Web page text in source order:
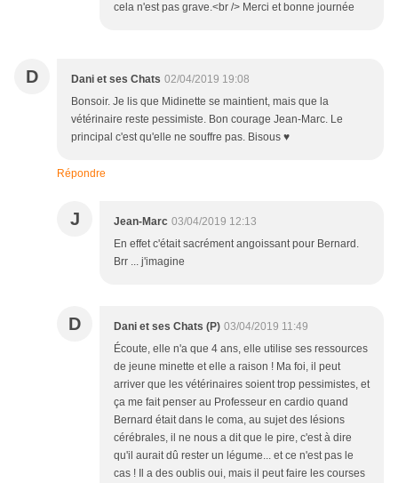
cela n'est pas grave.<br /> Merci et bonne journée
D Dani et ses Chats 02/04/2019 19:08
Bonsoir. Je lis que Midinette se maintient, mais que la
vétérinaire reste pessimiste. Bon courage Jean-Marc. Le
principal c'est qu'elle ne souffre pas. Bisous ♥
Répondre
J Jean-Marc 03/04/2019 12:13
En effet c'était sacrément angoissant pour Bernard.
Brr ... j'imagine
D Dani et ses Chats (P) 03/04/2019 11:49
Écoute, elle n'a que 4 ans, elle utilise ses ressources
de jeune minette et elle a raison ! Ma foi, il peut
arriver que les vétérinaires soient trop pessimistes, et
ça me fait penser au Professeur en cardio quand
Bernard était dans le coma, au sujet des lésions
cérébrales, il ne nous a dit que le pire, c'est à dire
qu'il aurait dû rester un légume... et ce n'est pas le
cas ! Il a des oublis oui, mais il peut faire les courses